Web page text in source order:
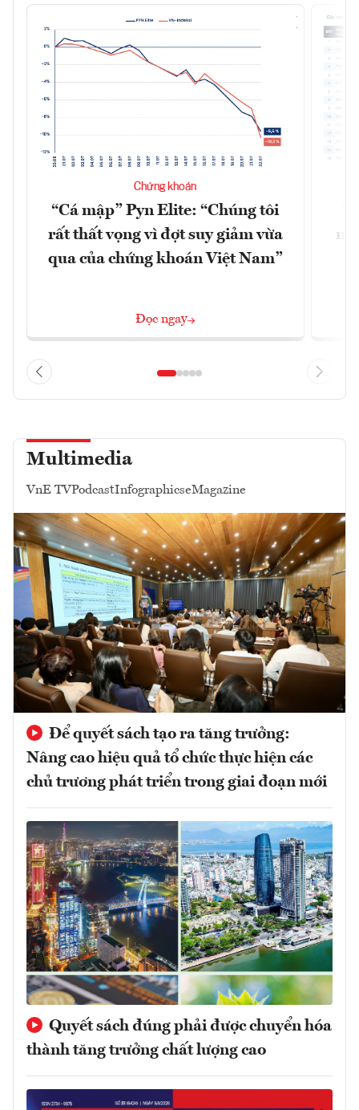
Chứng khoán
“Cá mập” Pyn Elite: “Chúng tôi
rất thất vọng vì đợt suy giảm vừa
qua của chứng khoán Việt Nam”
Đọc ngay
Multimedia
VnE TVPodcastInfographicseMagazine
Để quyết sách tạo ra tăng trưởng:
Nâng cao hiệu quả tổ chức thực hiện các
chủ trương phát triển trong giai đoạn mới
Quyết sách đúng phải được chuyển hóa
thành tăng trưởng chất lượng cao